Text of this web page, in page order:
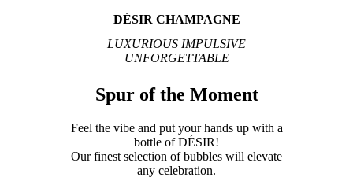
DÉSIR CHAMPAGNE
LUXURIOUS IMPULSIVE
UNFORGETTABLE
Spur of the Moment
Feel the vibe and put your hands up with a
bottle of DÉSIR!
Our finest selection of bubbles will elevate
any celebration.